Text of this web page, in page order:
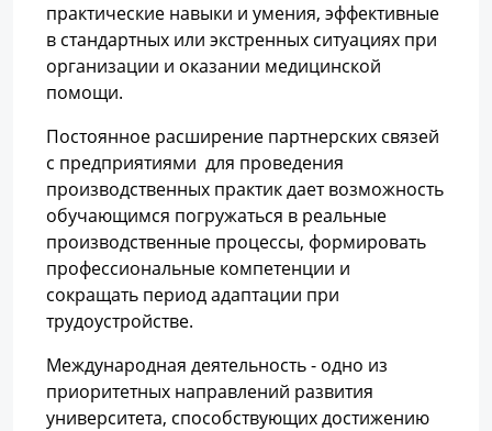
практические навыки и умения, эффективные
в стандартных или экстренных ситуациях при
организации и оказании медицинской
помощи.
Постоянное расширение партнерских связей
с предприятиями для проведения
производственных практик дает возможность
обучающимся погружаться в реальные
производственные процессы, формировать
профессиональные компетенции и
сокращать период адаптации при
трудоустройстве.
Международная деятельность - одно из
приоритетных направлений развития
университета, способствующих достижению